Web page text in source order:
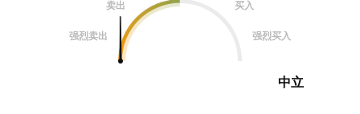
卖出
买入
强烈卖出 强烈买入
中立